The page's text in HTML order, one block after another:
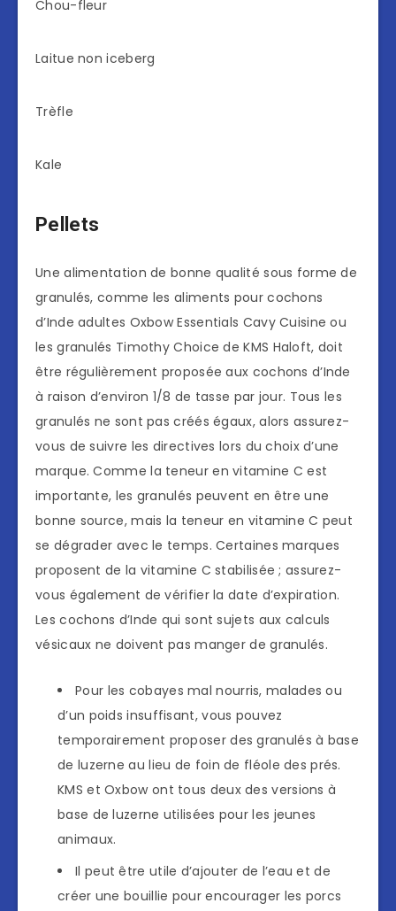
Chou-fleur
Laitue non iceberg
Trèfle
Kale
Pellets
Une alimentation de bonne qualité sous forme de
granulés, comme les aliments pour cochons
d’Inde adultes Oxbow Essentials Cavy Cuisine ou
les granulés Timothy Choice de KMS Haloft, doit
être régulièrement proposée aux cochons d’Inde
à raison d’environ 1/8 de tasse par jour. Tous les
granulés ne sont pas créés égaux, alors assurez-
vous de suivre les directives lors du choix d’une
marque. Comme la teneur en vitamine C est
importante, les granulés peuvent en être une
bonne source, mais la teneur en vitamine C peut
se dégrader avec le temps. Certaines marques
proposent de la vitamine C stabilisée ; assurez-
vous également de vérifier la date d’expiration.
Les cochons d’Inde qui sont sujets aux calculs
vésicaux ne doivent pas manger de granulés.
Pour les cobayes mal nourris, malades ou
d’un poids insuffisant, vous pouvez
temporairement proposer des granulés à base
de luzerne au lieu de foin de fléole des prés.
KMS et Oxbow ont tous deux des versions à
base de luzerne utilisées pour les jeunes
animaux.
Il peut être utile d’ajouter de l’eau et de
créer une bouillie pour encourager les porcs